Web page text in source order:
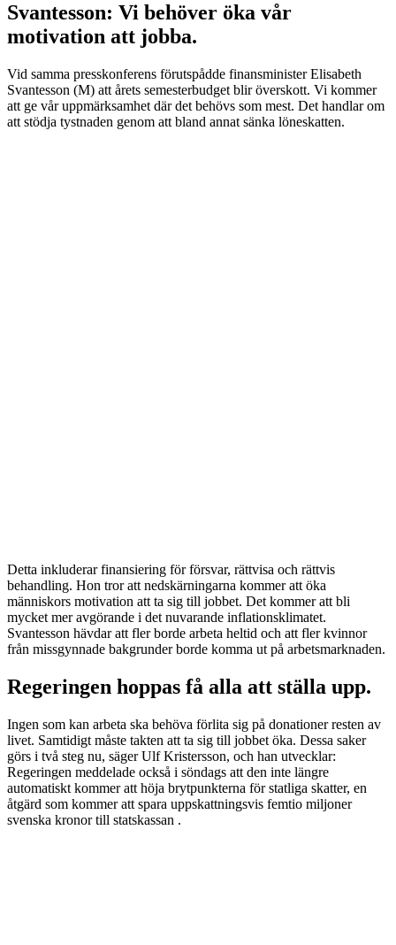
Svantesson: Vi behöver öka vår
motivation att jobba.
Vid samma presskonferens förutspådde finansminister Elisabeth
Svantesson (M) att årets semesterbudget blir överskott. Vi kommer
att ge vår uppmärksamhet där det behövs som mest. Det handlar om
att stödja tystnaden genom att bland annat sänka löneskatten.
Detta inkluderar finansiering för försvar, rättvisa och rättvis
behandling. Hon tror att nedskärningarna kommer att öka
människors motivation att ta sig till jobbet. Det kommer att bli
mycket mer avgörande i det nuvarande inflationsklimatet.
Svantesson hävdar att fler borde arbeta heltid och att fler kvinnor
från missgynnade bakgrunder borde komma ut på arbetsmarknaden.
Regeringen hoppas få alla att ställa upp.
Ingen som kan arbeta ska behöva förlita sig på donationer resten av
livet. Samtidigt måste takten att ta sig till jobbet öka. Dessa saker
görs i två steg nu, säger Ulf Kristersson, och han utvecklar:
Regeringen meddelade också i söndags att den inte längre
automatiskt kommer att höja brytpunkterna för statliga skatter, en
åtgärd som kommer att spara uppskattningsvis femtio miljoner
svenska kronor till statskassan .